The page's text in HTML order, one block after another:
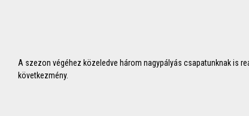
A szezon végéhez közeledve három nagypályás csapatunknak is
következmény.